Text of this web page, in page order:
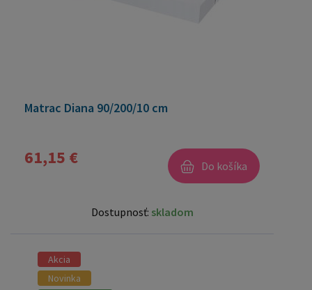
Matrac Diana 90/200/10 cm
61,15 € Do košíka
Dostupnosť: skladom
Akcia
Novinka